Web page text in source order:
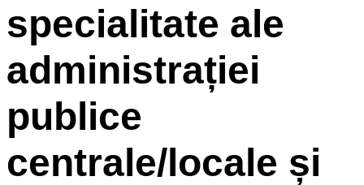
specialitate ale
administrației
publice
centrale/locale și